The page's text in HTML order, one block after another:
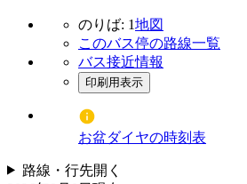
のりば: 1地図
このバス停の路線一覧
バス接近情報
印刷用表示
お盆ダイヤの時刻表
路線・行先開く